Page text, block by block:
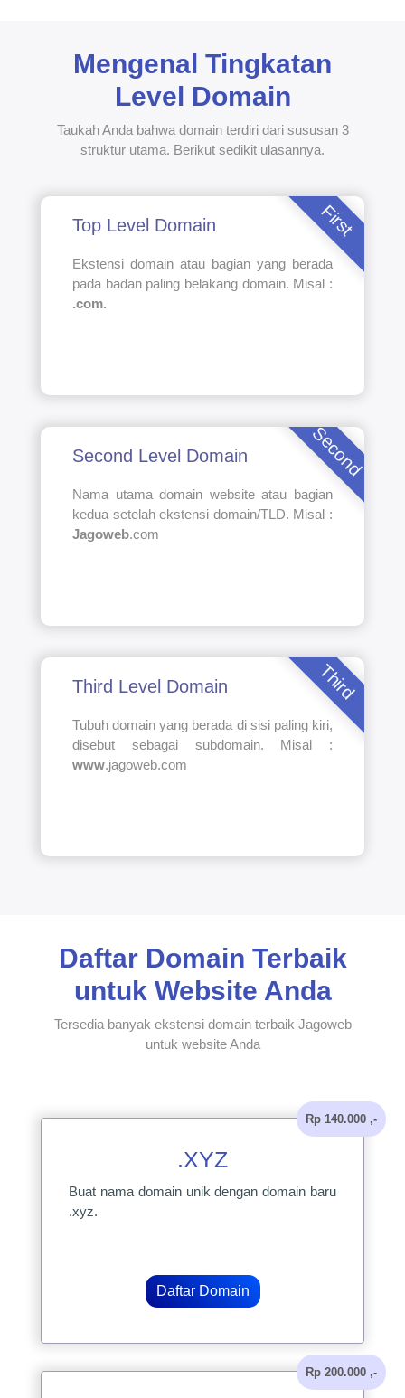
Mengenal Tingkatan
Level Domain
Taukah Anda bahwa domain terdiri dari sususan 3
struktur utama. Berikut sedikit ulasannya.
First
Top Level Domain
Ekstensi domain atau bagian yang berada
pada badan paling belakang domain. Misal :
.com.
Second
Second Level Domain
Nama utama domain website atau bagian
kedua setelah ekstensi domain/TLD. Misal :
Jagoweb.com
Third
Third Level Domain
Tubuh domain yang berada di sisi paling kiri,
disebut sebagai subdomain. Misal :
www.jagoweb.com
Daftar Domain Terbaik
untuk Website Anda
Tersedia banyak ekstensi domain terbaik Jagoweb
untuk website Anda
.XYZ
Buat nama domain unik dengan domain baru
.xyz.
Rp 140.000 ,-
Daftar Domain
Rp 200.000 ,-